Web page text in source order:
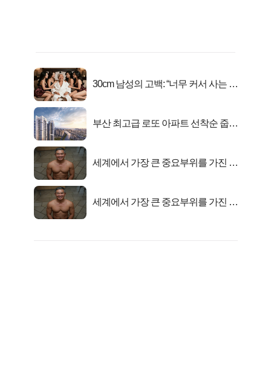
30cm 남성의 고백: “너무 커서 사는 게
부산 최고급 로또 아파트 선착순 줍줍
세계에서 가장 큰 중요부위를 가진 남
세계에서 가장 큰 중요부위를 가진 남